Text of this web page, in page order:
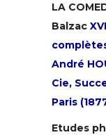
LA
Balzac
André
Cie,
Paris
Etudes